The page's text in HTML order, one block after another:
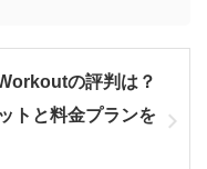
の評判は？
トと料金プランを